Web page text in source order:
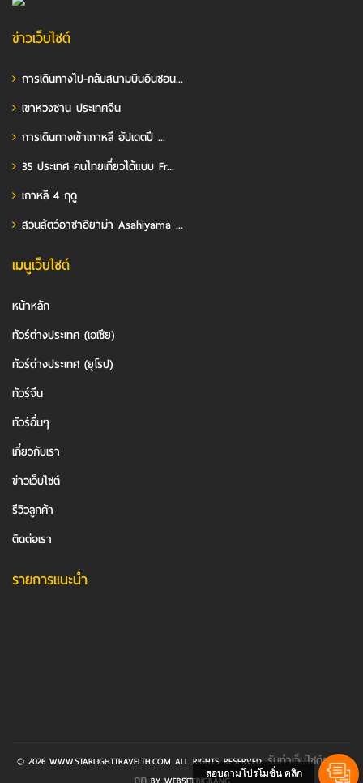
ข่าวเว็บไซต์
การเดินทางไป-กลับสนามบินอินชอน...
เขาหวงซาน ประเทศจีน
การเดินทางเข้าเกาหลี อัปเดตปี ...
35 ประเทศ คนไทยเที่ยวได้แบบ Fr...
เกาหลี 4 ฤดู
สวนสัตว์อาซาฮิยาม่า Asahiyama ...
เมนูเว็บไซต์
หน้าหลัก
ทัวร์ต่างประเทศ (เอเชีย)
ทัวร์ต่างประเทศ (ยุโรป)
ทัวร์จีน
ทัวร์อื่นๆ
เกี่ยวกับเรา
ข่าวเว็บไซต์
รีวิวลูกค้า
ติดต่อเรา
รายการแนะนำ
© 2026 WWW.STARLIGHTTRAVELTH.COM ALL RIGHTS RESERVED.รับทําเว็บไซต์ราคา
สอบถามโปรโมชั่น คลิก